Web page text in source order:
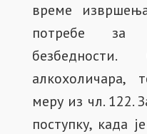
време
потребе за
алкохоличара,
меру из чл. 122.
поступку, када